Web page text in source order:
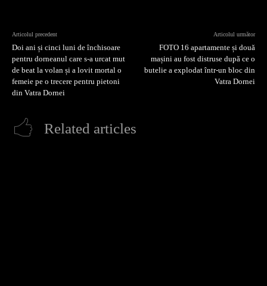
Articolul precedent
Doi ani și cinci luni de închisoare
pentru dorneanul care s-a urcat mut
de beat la volan și a lovit mortal o
femeie pe o trecere pentru pietoni
din Vatra Dornei
Articolul următor
FOTO 16 apartamente și două
mașini au fost distruse după ce o
butelie a explodat într-un bloc din
Vatra Dornei
Related articles